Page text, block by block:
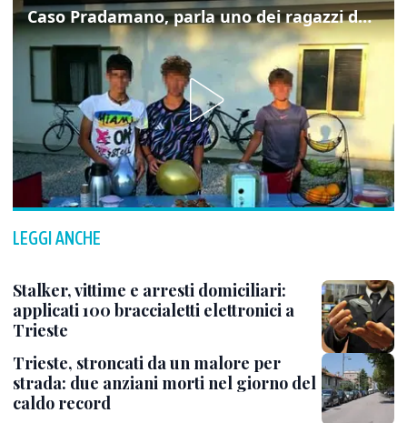
Caso Pradamano, parla uno dei ragazzi denunciati per la limonata: "Volevo anche aiutare i miei"
LEGGI ANCHE
Stalker, vittime e arresti domiciliari:
applicati 100 braccialetti elettronici a
Trieste
Trieste, stroncati da un malore per
strada: due anziani morti nel giorno del
caldo record